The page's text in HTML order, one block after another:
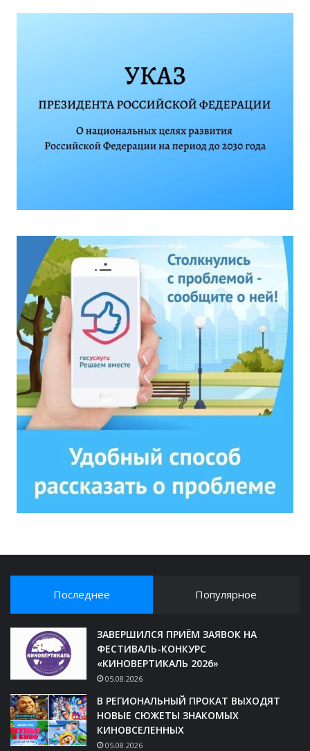
Последнее Популярное
ЗАВЕРШИЛСЯ ПРИЁМ ЗАЯВОК НА
ФЕСТИВАЛЬ-КОНКУРС
«КИНОВЕРТИКАЛЬ 2026»
05.08.2026
В РЕГИОНАЛЬНЫЙ ПРОКАТ ВЫХОДЯТ
НОВЫЕ СЮЖЕТЫ ЗНАКОМЫХ
КИНОВСЕЛЕННЫХ
05.08.2026